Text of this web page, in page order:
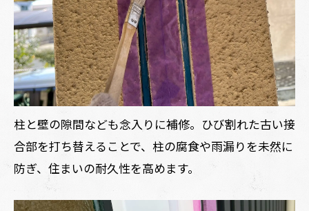
柱と壁の隙間なども念入りに補修。ひび割れた古い接
合部を打ち替えることで、柱の腐食や雨漏りを未然に
防ぎ、住まいの耐久性を高めます。